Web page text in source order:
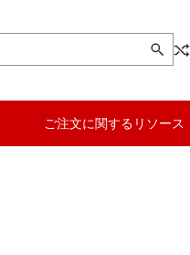
ご注文に関するリソース